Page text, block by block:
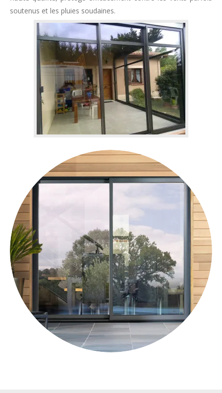
soutenus et les pluies soudaines.